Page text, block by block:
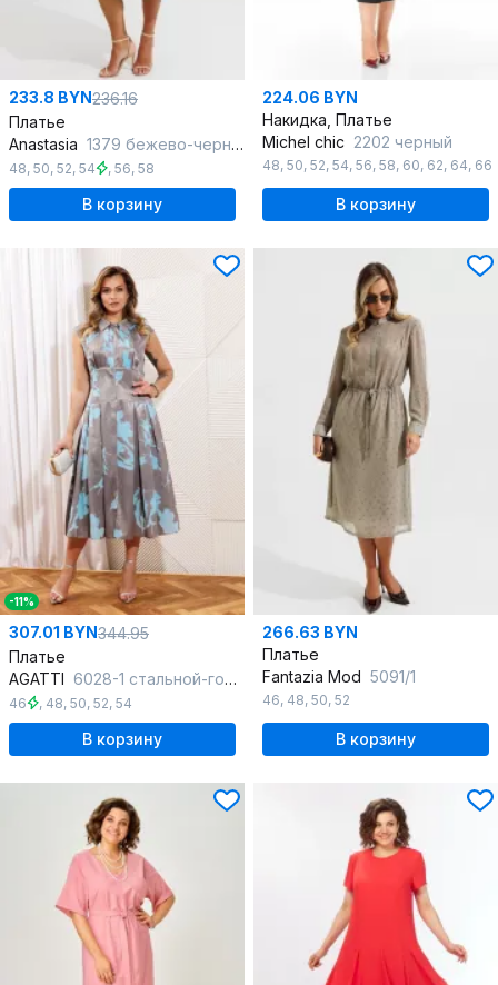
233.8 BYN236.16
Платье
Anastasia 1379 бежево-черный
48, 50, 52, 54 , 56, 58
В корзину
224.06 BYN
Накидка, Платье
Michel chic 2202 черный
48, 50, 52, 54, 56, 58, 60, 62, 64, 66
В корзину
-11%
307.01 BYN344.95
Платье
AGATTI 6028-1 стальной-голубой_принт
46 , 48, 50, 52, 54
В корзину
266.63 BYN
Платье
Fantazia Mod 5091/1
46, 48, 50, 52
В корзину